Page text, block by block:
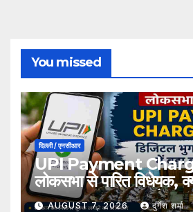
You missed
दिल्ली / एनसीआर
UPI Payment
लोकसभा से पारित विधेयक,
भुगतान पर लग सकता है
AUGUST 7, 2026 दुर्गेश शर्मा